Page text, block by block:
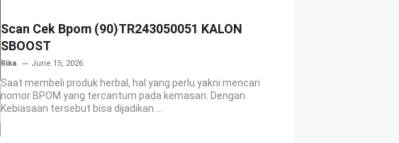
Scan Cek Bpom (90)TR243050051 KALON
SBOOST
Rika June 15, 2026
Saat membeli produk herbal, hal yang perlu yakni mencari
nomor BPOM yang tercantum pada kemasan. Dengan
Kebiasaan tersebut bisa dijadikan ...